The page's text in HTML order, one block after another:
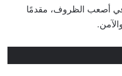
أصعب الظروف، مقدمًا